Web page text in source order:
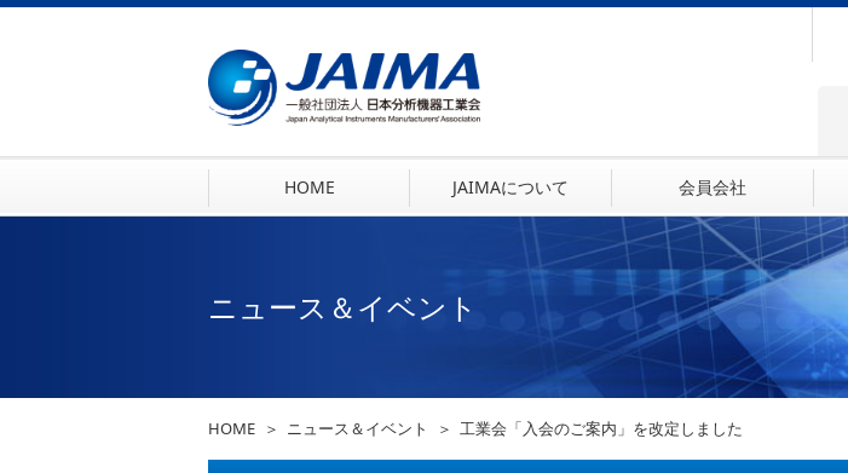
HOME JAIMAについて 会員会社
ニュース＆イベント
HOME ニュース＆イベント 工業会「入会のご案内」を改定しました